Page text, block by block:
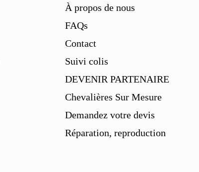
À propos de nous
FAQs
Contact
Suivi colis
DEVENIR PARTENAIRE
Chevalières Sur Mesure
Demandez votre devis
Réparation, reproduction